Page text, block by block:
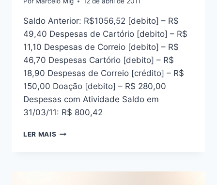
Saldo Anterior: R$1056,52 [debito] – R$
49,40 Despesas de Cartório [debito] – R$
11,10 Despesas de Correio [debito] – R$
46,70 Despesas Cartório [debito] – R$
18,90 Despesas de Correio [crédito] – R$
150,00 Doação [debito] – R$ 280,00
Despesas com Atividade Saldo em
31/03/11: R$ 800,42
LER MAIS PRESTAÇÃO